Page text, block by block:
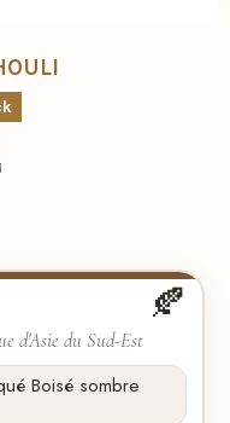
d'Asie du Sud-Est
🍂
·Boisé sombre·